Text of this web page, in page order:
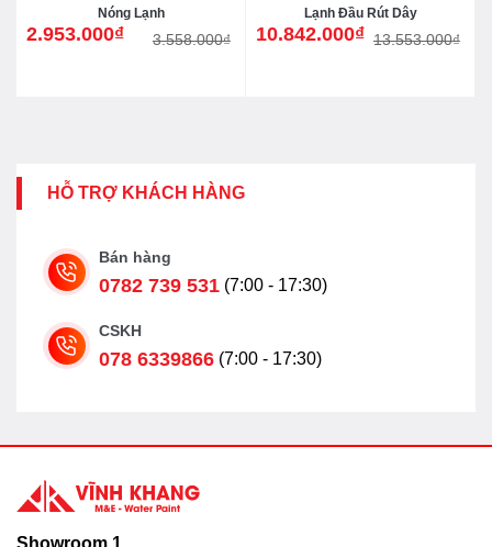
Nóng Lạnh
3.558.000₫
Giá
2.953.000₫
Giá
Lạnh Đầu Rút Dây
13.553.000₫
Giá
10.842.000₫
Giá
HỖ TRỢ KHÁCH HÀNG
Bán hàng
0782 739 531 (7:00 - 17:30)
CSKH
078 6339866 (7:00 - 17:30)